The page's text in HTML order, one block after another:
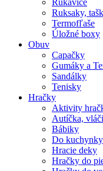
Rukavice
Ruksaky,
Termofľaše
Úložné boxy
Obuv
Capačky
Gumáky a
Sandálky
Tenisky
Hračky
Aktivity
Autíčka,
Bábiky
Do kuchynky
Hracie deky
Hračky do